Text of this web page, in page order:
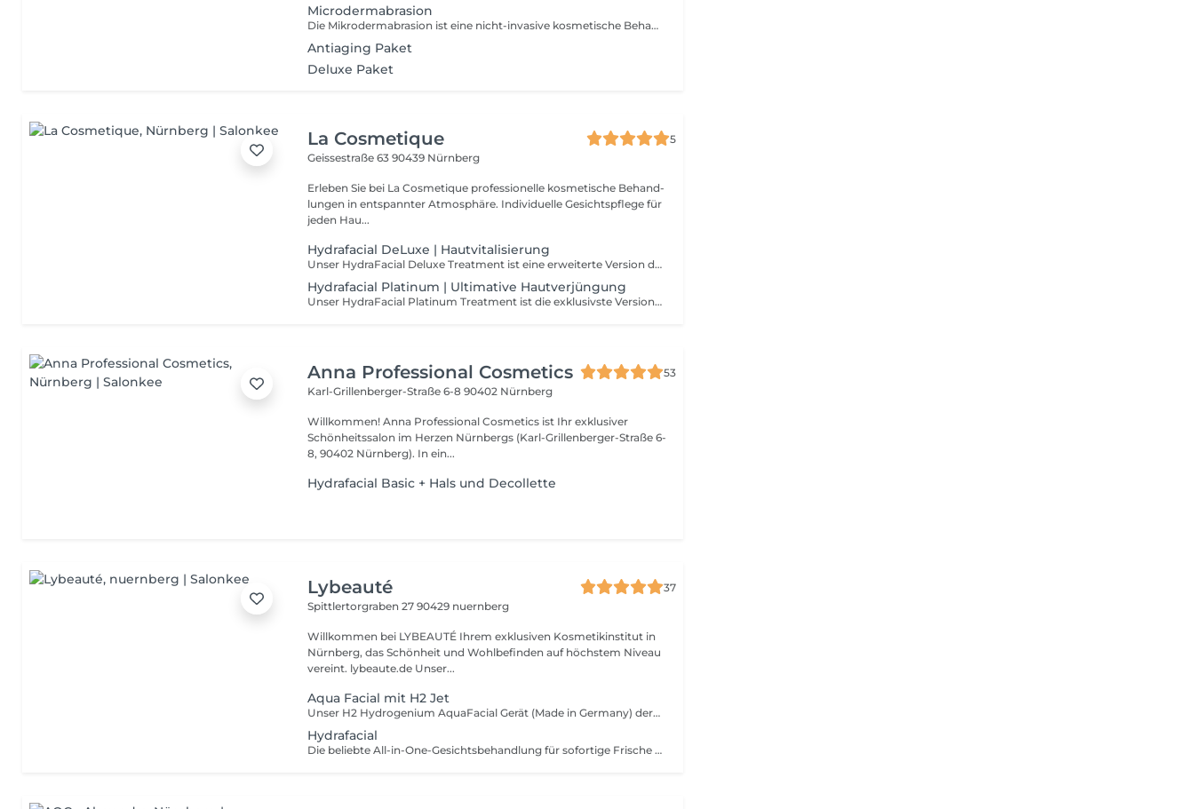
Microdermabrasion
Die Mikrodermabrasion ist eine nicht-invasive kosmetische Behandlung zur Hauterneuerung. Dabei wird die oberste Hautschicht sanft abgetragen, um die Zellerneuerung anzuregen und Hautprobleme zu verbessern. Ablauf der Mikrodermabrasion: 1. Reinigung: Die Haut wird von Make-up, Talg und Schmutz befreit. 2. Peeling: Mit einem speziellen Gerät (meist mit feinen Kristallen oder einem Diamantaufsatz) wird die oberste Hautschicht kontrolliert abgetragen. 3. Absaugung: Die gelösten Hautschüppchen werden sofort abgesaugt, um die Poren zu befreien. 4. Beruhigung & Pflege: Eine feuchtigkeitsspendende Maske oder ein Serum wird aufgetragen, um die Haut zu beruhigen und mit Nährstoffen zu versorgen. 5. Sonnenschutz: Nach der Behandlung ist die Haut empfindlicher, daher wird oft ein hoher Lichtschutzfaktor empfohlen. Vorteile der Mikrodermabrasion: Verfeinerung des Hautbildes Reduzierung von Unreinheiten, Mitessern und Akne-Narben Milderung von Fältchen und Pigmentflecken Förderung der Kollagenproduktion für eine straffere Haut Für wen ist die Behandlung geeignet? Die Mikrodermabrasion ist ideal für Menschen mit groben Poren, Aknenarben, fahler Haut oder leichten Falten. Sie sollte jedoch bei sehr empfindlicher Haut oder aktiven Hautentzündungen mit Vorsicht angewendet werden.
Antiaging Paket
Deluxe Paket
La Cosmetique
5
Geissestraße 6390439 Nürnberg
Erleben Sie bei La Cosmetique pro­fes­sionelle kos­me­tische Be­hand­
lungen in ent­spannter At­mo­sphäre. Indi­vi­duelle Gesichts­pflege für
jeden Hau...
Hydrafacial DeLuxe | Hautvitalisierung
Unser HydraFacial Deluxe Treatment ist eine erweiterte Version des klassischen HydraFacial, die speziell darauf ausgelegt ist, nicht nur tiefgehend zu reinigen und zu hydratisieren, sondern auch gezielte Hautprobleme intensiv zu behandeln. Diese 60-minütige Behandlung kombiniert alle Vorteile des Signature HydraFacial mit zusätzlichen Boostern und Technologien für eine umfassende Hautverjüngung.
Hydrafacial Platinum | Ultimative Hautverjüngung
Unser HydraFacial Platinum Treatment ist die exklusivste Version unseres HydraFacial-Angebots, entworfen, um umfassende Hauterneuerung und maximale Entspannung zu bieten. Diese 90-minütige Behandlung kombiniert alle Vorteile der HydraFacial-Technologie mit zusätzlichen entspannenden und verjüngenden Extras, die sie zur ultimativen Hautpflegeerfahrung machen.tregeneration und zur Minderung von Entzündungen verwendet, die die Hautalterung fördern können.
Anna Professional Cosmetics
53
Karl-Grillenberger-Straße 6-890402 Nürnberg
Willkommen! Anna Professional Cosmetics ist Ihr exklusiver
Schönheitssalon im Herzen Nürnbergs (Karl-Grillenberger-Straße 6-
8, 90402 Nürnberg). In ein...
Hydrafacial Basic + Hals und Decollette
Lybeauté
37
Spittlertorgraben 2790429 nuernberg
Willkommen bei LYBEAUTÉ Ihrem exklusiven Kosmetikinstitut in
Nürnberg, das Schönheit und Wohlbefinden auf höchstem Niveau
vereint. lybeaute.de Unser...
Aqua Facial mit H2 Jet
Unser H2 Hydrogenium AquaFacial Gerät (Made in Germany) der neuesten Generation entfernt Sauerstoff und ungünstige Chlor-, Schwefel- und Phosphorionen in nur 4 Minuten aus dem Wasser, sättigt es mit aktivem Wasserstoff und den bevorzugten Calcium-, Magnesium- und Kaliumionen. Die Aquafacial Intensivbehandlung kombiniert die kraftvolle H2Jet Technologie mit einer tiefen, wirksamen Aquafacial Therapie, um aknebefallene Haut sanft zu reinigen, zu revitalisieren und zu erneuern. Diese Behandlung entfernt effektiv Unreinheiten, reduziert, Entzündungen und verfeinert das Hautbild, wärend sie die natürliche Feuchtigkeitsbarriere stärkt. Ideal für problematische Haut, die eine intensive Pflege benötigt. Lassen Sie ihre Haut strahlen wie nie zuvor! Aquafacial in Kombination mit Microneedling, sorgt für ein noch besseres und schnelleres Ergebnis. Empfehlenswert für alle, die in einer kurzen Zeit intensivere Ergebnisse sehen möchten.
Hydrafacial
Die beliebte All-in-One-Gesichtsbehandlung für sofortige Frische und Ausstrahlung. Tiefenreinigung, sanftes Peeling und Hydration in einem Schritt. Unreinheiten werden entfernt, die Haut wird intensiv mit Feuchtigkeit und Antioxidantien versorgt für einen klaren, strahlenden Teint. Die intensive Variante des Hydrafacials mit zusätzlicher Tiefenwirkung. Neben Reinigung, Peeling und Hydration wird die Haut mit hochwirksamen Seren, Vitaminen und Antioxidantien regeneriert. Ideal für müde, gestresste Haut für langanhaltende Frische, Spannkraft und Leuchtkraft.